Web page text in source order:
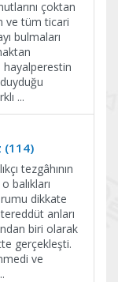
çoktan
ve tüm ticari
bulmaları
...
(114)
tezgâhının
balıkları
dikkate
anları
biri olarak
gerçekleşti.
ve